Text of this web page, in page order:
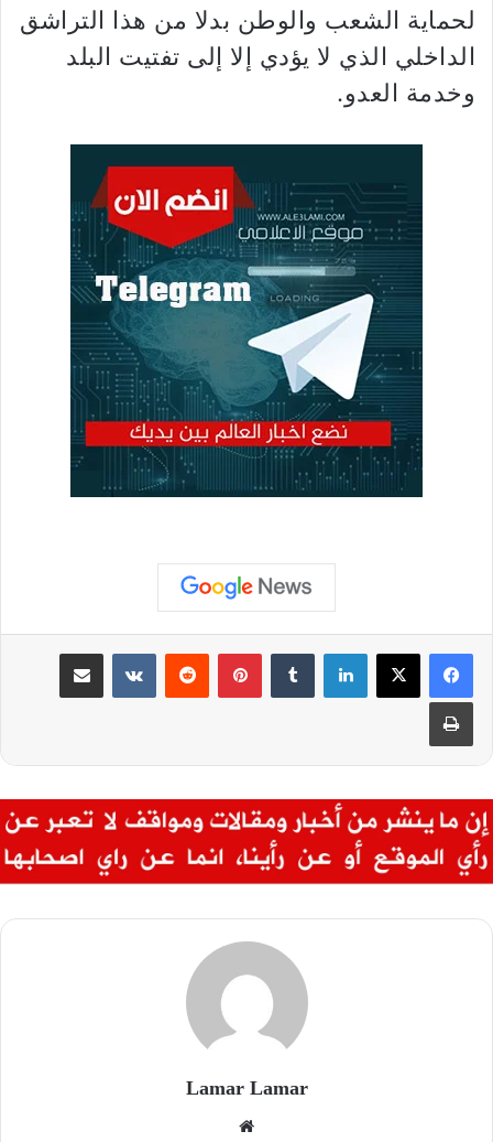
لحماية الشعب والوطن بدلا من هذا التراشق
الداخلي الذي لا يؤدي إلا إلى تفتيت البلد
وخدمة العدو.
لينكدإن بينتيريست
Lamar Lamar